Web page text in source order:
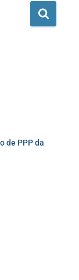
de PPP da